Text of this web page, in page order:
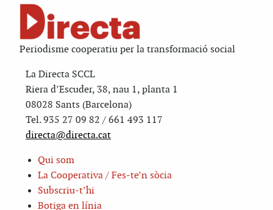
Periodisme cooperatiu per la transformació social
La Directa SCCL
Riera d’Escuder, 38, nau 1, planta 1
08028 Sants (Barcelona)
Tel. 935 27 09 82 / 661 493 117
directa@directa.cat
Qui som
La Cooperativa / Fes-te’n sòcia
Subscriu-t’hi
Botiga en línia